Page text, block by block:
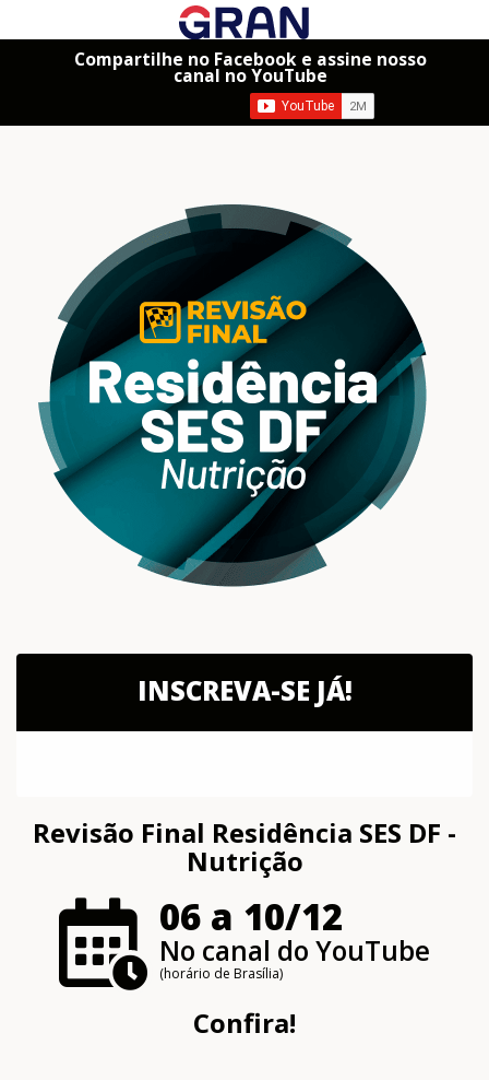
Compartilhe no Facebook e assine nosso
canal no YouTube
INSCREVA-SE JÁ!
Revisão Final Residência SES DF -
Nutrição
06 a 10/12
No canal do YouTube
(horário de Brasília)
Confira!